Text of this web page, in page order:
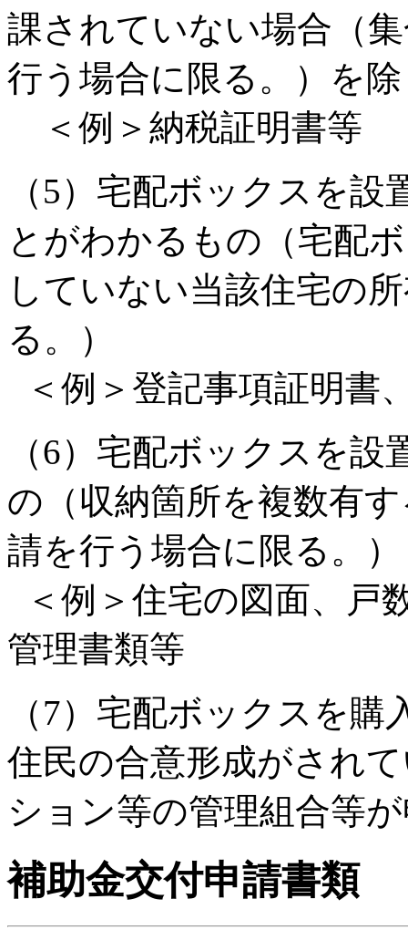
課されていない場合（
行う場合に限る。）を
＜例＞納税証明書等
（5）宅配ボックスを
とがわかるもの（宅配
していない当該住宅の
る。）
＜例＞登記事項証明書
（6）宅配ボックスを
の（収納箇所を複数有
請を行う場合に限る。）
＜例＞住宅の図面、戸
管理書類等
（7）宅配ボックスを
住民の合意形成がされ
ション等の管理組合等
補助金交付申請書類